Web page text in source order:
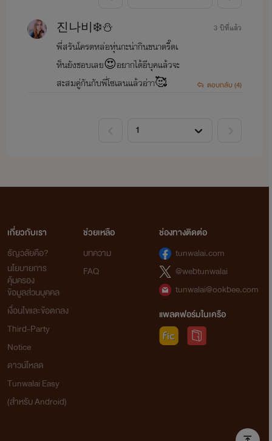
진나비❄️⛄️
พี่สรันโครตหล่อหุ่นกะน่ากินขนาดรี๊ดเ
ห็นยังชอบเลย😍อยากได้อีบุคแล้วจะ
สะสมคู่กันกับพี่โซเลนแล้วอ่าา🥰
3 ปีที่แล้ว
ตอบกลับ (4)
เกี่ยวกับเรา
ธัญวลัยคือ?
นโยบายการ
คุ้มครอง
ข้อมูลส่วนบุคคล
เงื่อนไขและข้อตกลง
Third-Party
Notice
ดาวน์โหลด
Tunwalai Easy
(สำหรับ Android)
ช่วยเหลือ
บทความ
FAQ
ช่องทางติดต่อ
tunwalai.com
@webtunwalai
tunwalai@ookbee.com
แพลตฟอร์มในเครือ